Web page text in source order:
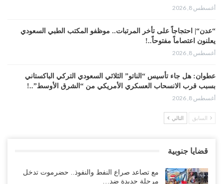
أغسطس 8, 2026
“عدن“| احتجاجاً على تأخر المرتبات.. موظفو المكتب الطبي السعودي
يعلنون اعتصاماً مفتوحاً..!
أغسطس 8, 2026
عطوان: هل جاء تأسيس “الناتو” الثلاثي السعودي التركي الباكستاني
بسبب قرب الانسحاب العسكري الأمريكي من “الشرق الأوسط”..!
أغسطس 8, 2026
من حضرموت إلى عدن.. الانتقالي يصعّد ضد السعودية بعصيان مدني
إسكات الصوت الحضرمي..!
السابق التالي
قضايا جنوبية
مع تصاعد صراع النفط والنفوذ.. حضرموت تدخل
مرحلة جديدة ضد…